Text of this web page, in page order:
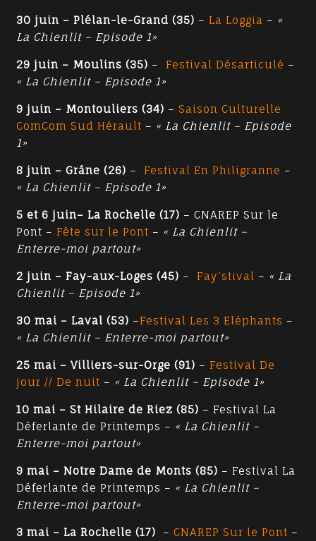
30 juin – Plélan-le-Grand (35) – La Loggia – «
La Chienlit – Episode 1»
29 juin – Moulins (35) – Festival Désarticulé –
« La Chienlit – Episode 1»
9 juin – Montouliers (34) –Saison Culturelle
ComCom Sud Hérault – « La Chienlit – Episode
1»
8 juin – Grâne (26) – Festival En Philigranne –
« La Chienlit – Episode 1»
5 et 6 juin– La Rochelle (17) – CNAREP Sur le
Pont – Fête sur le Pont – « La Chienlit –
Enterre-moi partout»
2 juin – Fay-aux-Loges (45) – Fay’stival – « La
Chienlit – Episode 1»
30 mai – Laval (53) –Festival Les 3 Eléphants –
« La Chienlit – Enterre-moi partout»
25 mai – Villiers-sur-Orge (91) – Festival De
jour // De nuit – « La Chienlit – Episode 1»
10 mai – St Hilaire de Riez (85) – Festival La
Déferlante de Printemps – « La Chienlit –
Enterre-moi partout»
9 mai – Notre Dame de Monts (85) – Festival La
Déferlante de Printemps – « La Chienlit –
Enterre-moi partout»
3 mai – La Rochelle (17) –CNAREP Sur le Pont –